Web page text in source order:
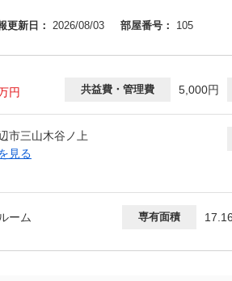
更新日： 2026/08/03 部屋番号： 105
円 共益費・管理費 5,000円
市三山木谷ノ上
見る
ーム 専有面積